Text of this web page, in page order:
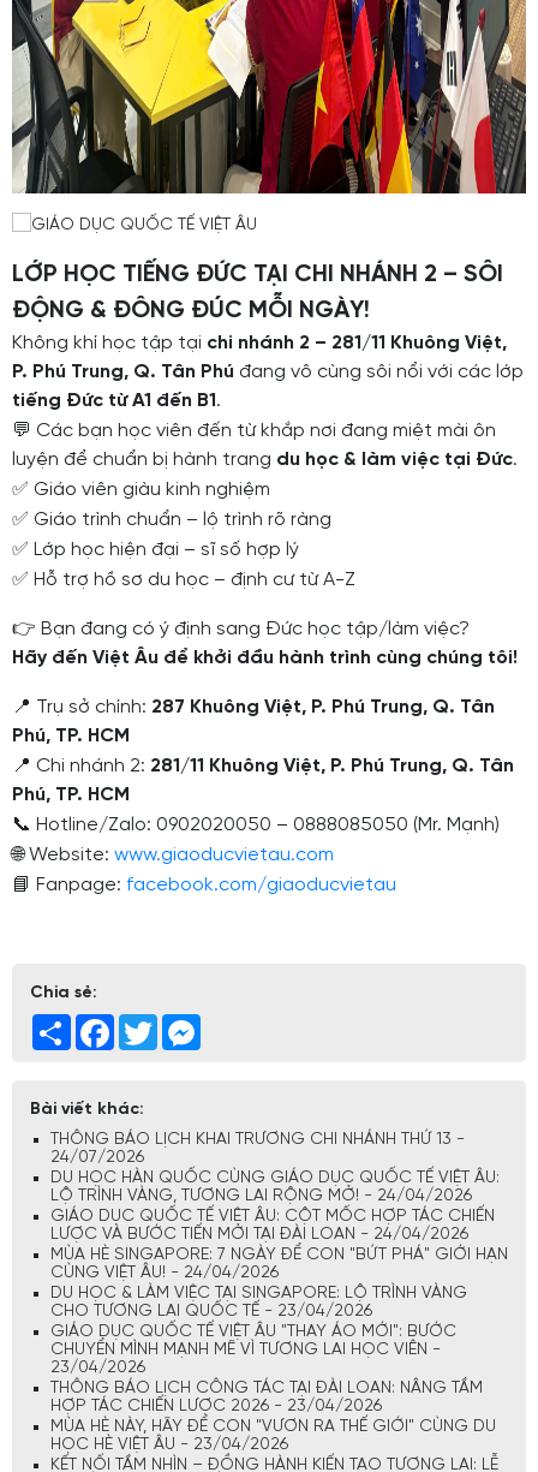
LỚP HỌC TIẾNG ĐỨC TẠI CHI NHÁNH 2 – SÔI
ĐỘNG & ĐÔNG ĐÚC MỖI NGÀY!
Không khí học tập tại chi nhánh 2 – 281/11 Khuông Việt,
P. Phú Trung, Q. Tân Phú đang vô cùng sôi nổi với các lớp
tiếng Đức từ A1 đến B1 .
💬 Các bạn học viên đến từ khắp nơi đang miệt mài ôn
luyện để chuẩn bị hành trang du học & làm việc tại Đức.
✅ Giáo viên giàu kinh nghiệm
✅ Giáo trình chuẩn – lộ trình rõ ràng
✅ Lớp học hiện đại – sĩ số hợp lý
✅ Hỗ trợ hồ sơ du học – định cư từ A-Z
👉 Bạn đang có ý định sang Đức học tập/làm việc?
Hãy đến Việt Âu để khởi đầu hành trình cùng chúng tôi!
📍 Trụ sở chính: 287 Khuông Việt, P. Phú Trung, Q. Tân
Phú, TP. HCM
📍 Chi nhánh 2: 281/11 Khuông Việt, P. Phú Trung, Q. Tân
Phú, TP. HCM
📞 Hotline/Zalo: 0902020050 – 0888085050 (Mr. Mạnh)
🌐Website: www.giaoducvietau.com
📘 Fanpage: facebook.com/giaoducvietau
Chia sẻ:
Share Facebook
Twitter
Bài viết khác:
THÔNG BÁO LỊCH KHAI TRƯƠNG CHI NHÁNH THỨ 13 -
24/07/2026
DU HỌC HÀN QUỐC CÙNG GIÁO DỤC QUỐC TẾ VIỆT ÂU:
LỘ TRÌNH VÀNG, TƯƠNG LAI RỘNG MỞ! - 24/04/2026
GIÁO DỤC QUỐC TẾ VIỆT ÂU: CỘT MỐC HỢP TÁC CHIẾN
LƯỢC VÀ BƯỚC TIẾN MỚI TẠI ĐÀI LOAN - 24/04/2026
MÙA HÈ SINGAPORE: 7 NGÀY ĐỂ CON "BỨT PHÁ" GIỚI HẠN
CÙNG VIỆT ÂU! - 24/04/2026
DU HỌC & LÀM VIỆC TẠI SINGAPORE: LỘ TRÌNH VÀNG
CHO TƯƠNG LAI QUỐC TẾ - 23/04/2026
GIÁO DỤC QUỐC TẾ VIỆT ÂU "THAY ÁO MỚI": BƯỚC
CHUYỂN MÌNH MẠNH MẼ VÌ TƯƠNG LAI HỌC VIÊN -
23/04/2026
THÔNG BÁO LỊCH CÔNG TÁC TẠI ĐÀI LOAN: NÂNG TẦM
HỢP TÁC CHIẾN LƯỢC 2026 - 23/04/2026
MÙA HÈ NÀY, HÃY ĐỂ CON "VƯƠN RA THẾ GIỚI" CÙNG DU
HỌC HÈ VIỆT ÂU - 23/04/2026
KẾT NỐI TẦM NHÌN – ĐỒNG HÀNH KIẾN TẠO TƯƠNG LAI: LỄ